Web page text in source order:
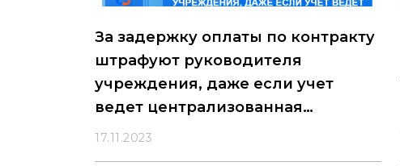
За задержку оплаты по контракту
штрафуют руководителя
учреждения, даже если учет
ведет централизованная
бухгалтерия
17.11.2023